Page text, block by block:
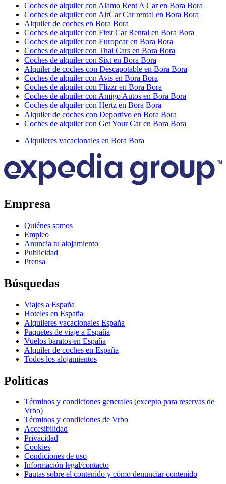
Coches de alquiler con Alamo Rent A Car en Bora Bora
Coches de alquiler con AirCar Car rental en Bora Bora
Alquiler de coches en Bora Bora
Coches de alquiler con First Car Rental en Bora Bora
Coches de alquiler con Europcar en Bora Bora
Coches de alquiler con Thai Cars en Bora Bora
Coches de alquiler con Sixt en Bora Bora
Alquiler de coches con Descapotable en Bora Bora
Coches de alquiler con Avis en Bora Bora
Coches de alquiler con Flizzr en Bora Bora
Coches de alquiler con Amigo Autos en Bora Bora
Coches de alquiler con Hertz en Bora Bora
Alquiler de coches con Deportivo en Bora Bora
Coches de alquiler con Get Your Car en Bora Bora
Alquileres vacacionales en Bora Bora
Empresa
Quiénes somos
Empleo
Anuncia tu alojamiento
Publicidad
Prensa
Búsquedas
Viajes a España
Hoteles en España
Alquileres vacacionales España
Paquetes de viaje a España
Vuelos baratos en España
Alquiler de coches en España
Todos los alojamientos
Políticas
Términos y condiciones generales (excepto para reservas de
Vrbo)
Términos y condiciones de Vrbo
Accesibilidad
Privacidad
Cookies
Condiciones de uso
Información legal/contacto
Pautas sobre el contenido y cómo denunciar contenido